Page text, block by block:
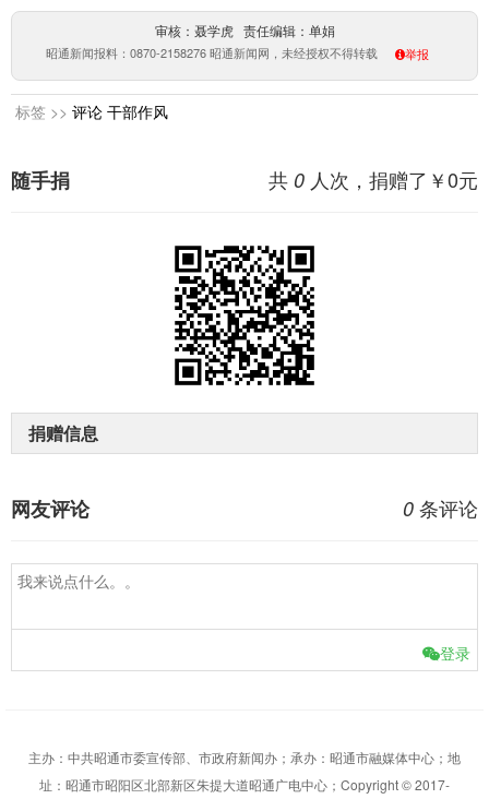
审核：聂学虎 责任编辑：单娟
昭通新闻报料：0870-2158276 昭通新闻网，未经授权不得转载 举报
标签 >> 评论 干部作风
共 0 人次，捐赠了￥0元
随手捐
捐赠信息
0 条评论
网友评论
登录
主办：中共昭通市委宣传部、市政府新闻办；承办：昭通市融媒体中心；地
址：昭通市昭阳区北部新区朱提大道昭通广电中心；Copyright © 2017-